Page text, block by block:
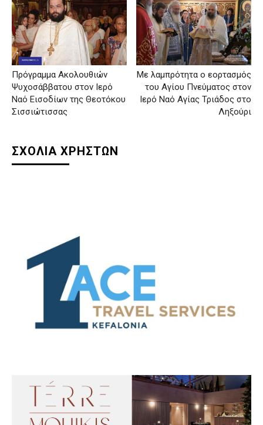
Πρόγραμμα Ακολουθιών
Ψυχοσάββατου στον Ιερό
Ναό Εισοδίων της Θεοτόκου
Σισσιώτισσας
Με λαμπρότητα ο εορτασμός
του Αγίου Πνεύματος στον
Ιερό Ναό Αγίας Τριάδος στο
Ληξούρι
ΣΧΟΛΙΑ ΧΡΗΣΤΩΝ